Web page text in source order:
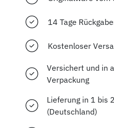
14 Tage
Kostenloser
Versichert und in
Verpackung
Lieferung in 1 bis
(Deutschland)